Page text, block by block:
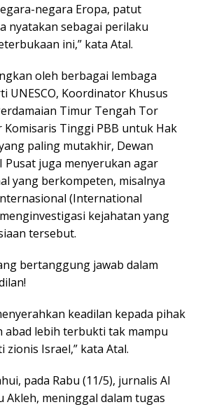
negara Eropa, patut
nyatakan sebagai perilaku
ini,” kata Atal.
oleh berbagai lembaga
UNESCO, Koordinator Khusus
Timur Tengah Tor
Komisaris Tinggi PBB untuk Hak
paling mutakhir, Dewan
Pusat juga menyerukan agar
yang berkompeten, misalnya
(International
kejahatan yang
tersebut.
bertanggung jawab dalam
keadilan kepada pihak
abad lebih terbukti tak mampu
zionis Israel,” kata Atal.
pada Rabu (11/5), jurnalis Al
Akleh, meninggal dalam tugas